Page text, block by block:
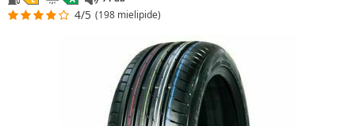
4/5 (198 mielipide)